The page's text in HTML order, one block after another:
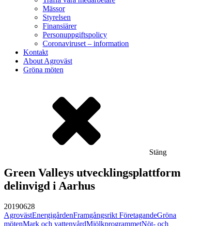
Mässor
Styrelsen
Finansiärer
Personuppgiftspolicy
Coronaviruset – information
Kontakt
About Agroväst
Gröna möten
Stäng
Green Valleys utvecklingsplattform
delinvigd i Aarhus
20190628
AgrovästEnergigårdenFramgångsrikt FöretagandeGröna
mötenMark och vattenvårdMjölkprogrammetNöt- och